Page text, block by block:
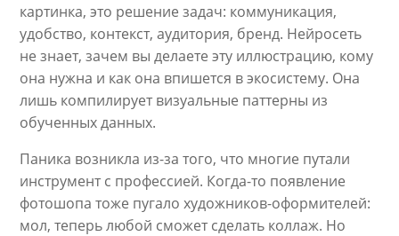
картинка, это решение задач: коммуникация,
удобство, контекст, аудитория, бренд. Нейросеть
не знает, зачем вы делаете эту иллюстрацию, кому
она нужна и как она впишется в экосистему. Она
лишь компилирует визуальные паттерны из
обученных данных.
Паника возникла из-за того, что многие путали
инструмент с профессией. Когда-то появление
фотошопа тоже пугало художников-оформителей:
мол, теперь любой сможет сделать коллаж. Но